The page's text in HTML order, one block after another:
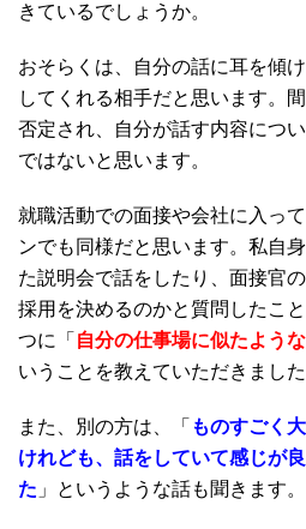
きているでしょうか。
おそらくは、自分の話に耳を傾
してくれる相手だと思います。
否定され、自分が話す内容につ
ではないと思います。
就職活動での面接や会社に入っ
ンでも同様だと思います。私自
た説明会で話をしたり、面接官
採用を決めるのかと質問したこ
つに「 自分の仕事場に似たよう
いうことを教えていただきました
また、別の方は、「 ものすごく
けれども、話をしていて感じが
た 」というような話も聞きます。